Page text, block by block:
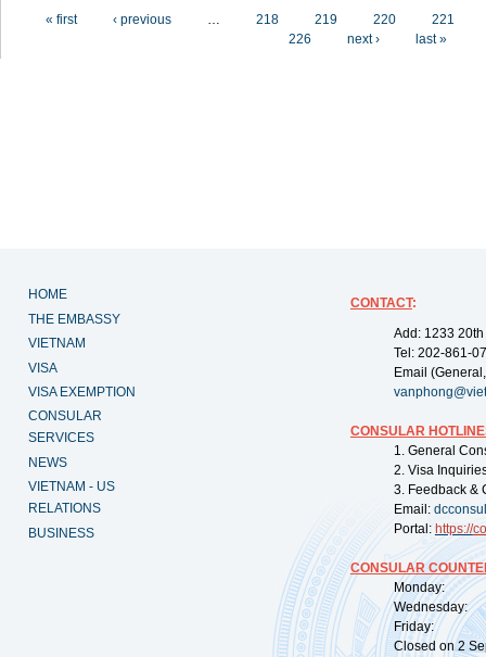
« first ‹ previous … 218 219 220
221
226
next › last »
HOME
THE EMBASSY
VIETNAM
VISA
VISA EXEMPTION
CONSULAR
SERVICES
NEWS
VIETNAM - US
RELATIONS
BUSINESS
CONTACT:
Add: 1233
Tel: 202-861-
Email
CONSULAR
1. General
2. Visa
3. Feedback &
Email:
Portal: https://
CONSULAR
Monday:
Wednesday:
Friday:
Closed on 2